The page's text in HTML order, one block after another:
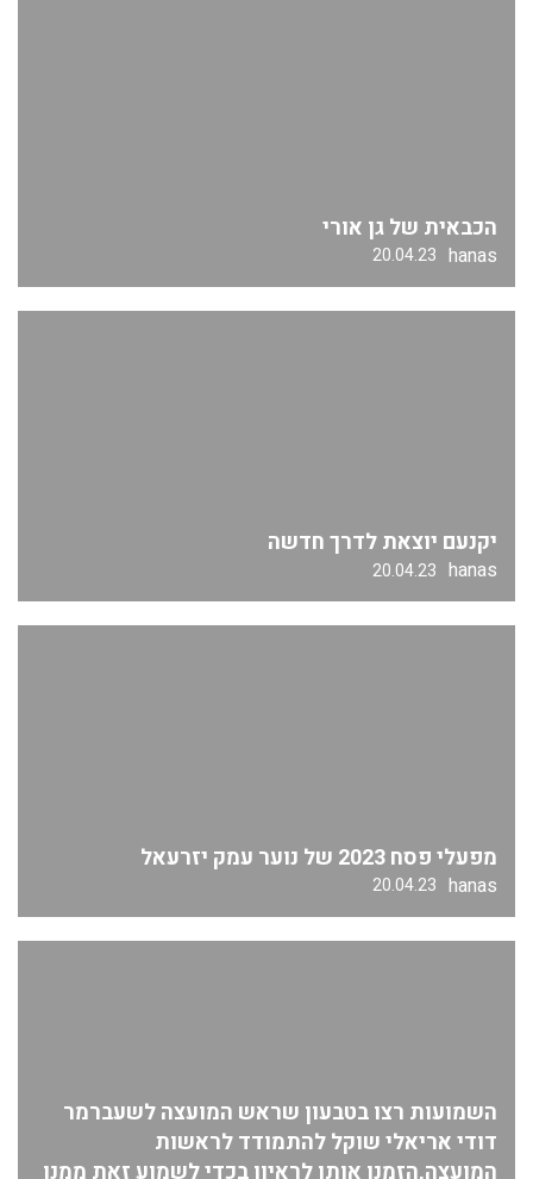
הכבאית של גן אורי
hanas
20.04.23
יקנעם יוצאת לדרך חדשה
hanas
20.04.23
מפעלי פסח 2023 של נוער עמק יזרעאל
hanas
20.04.23
השמועות רצו בטבעון שראש המועצה לשעברמר
דודי אריאלי שוקל להתמודד לראשות